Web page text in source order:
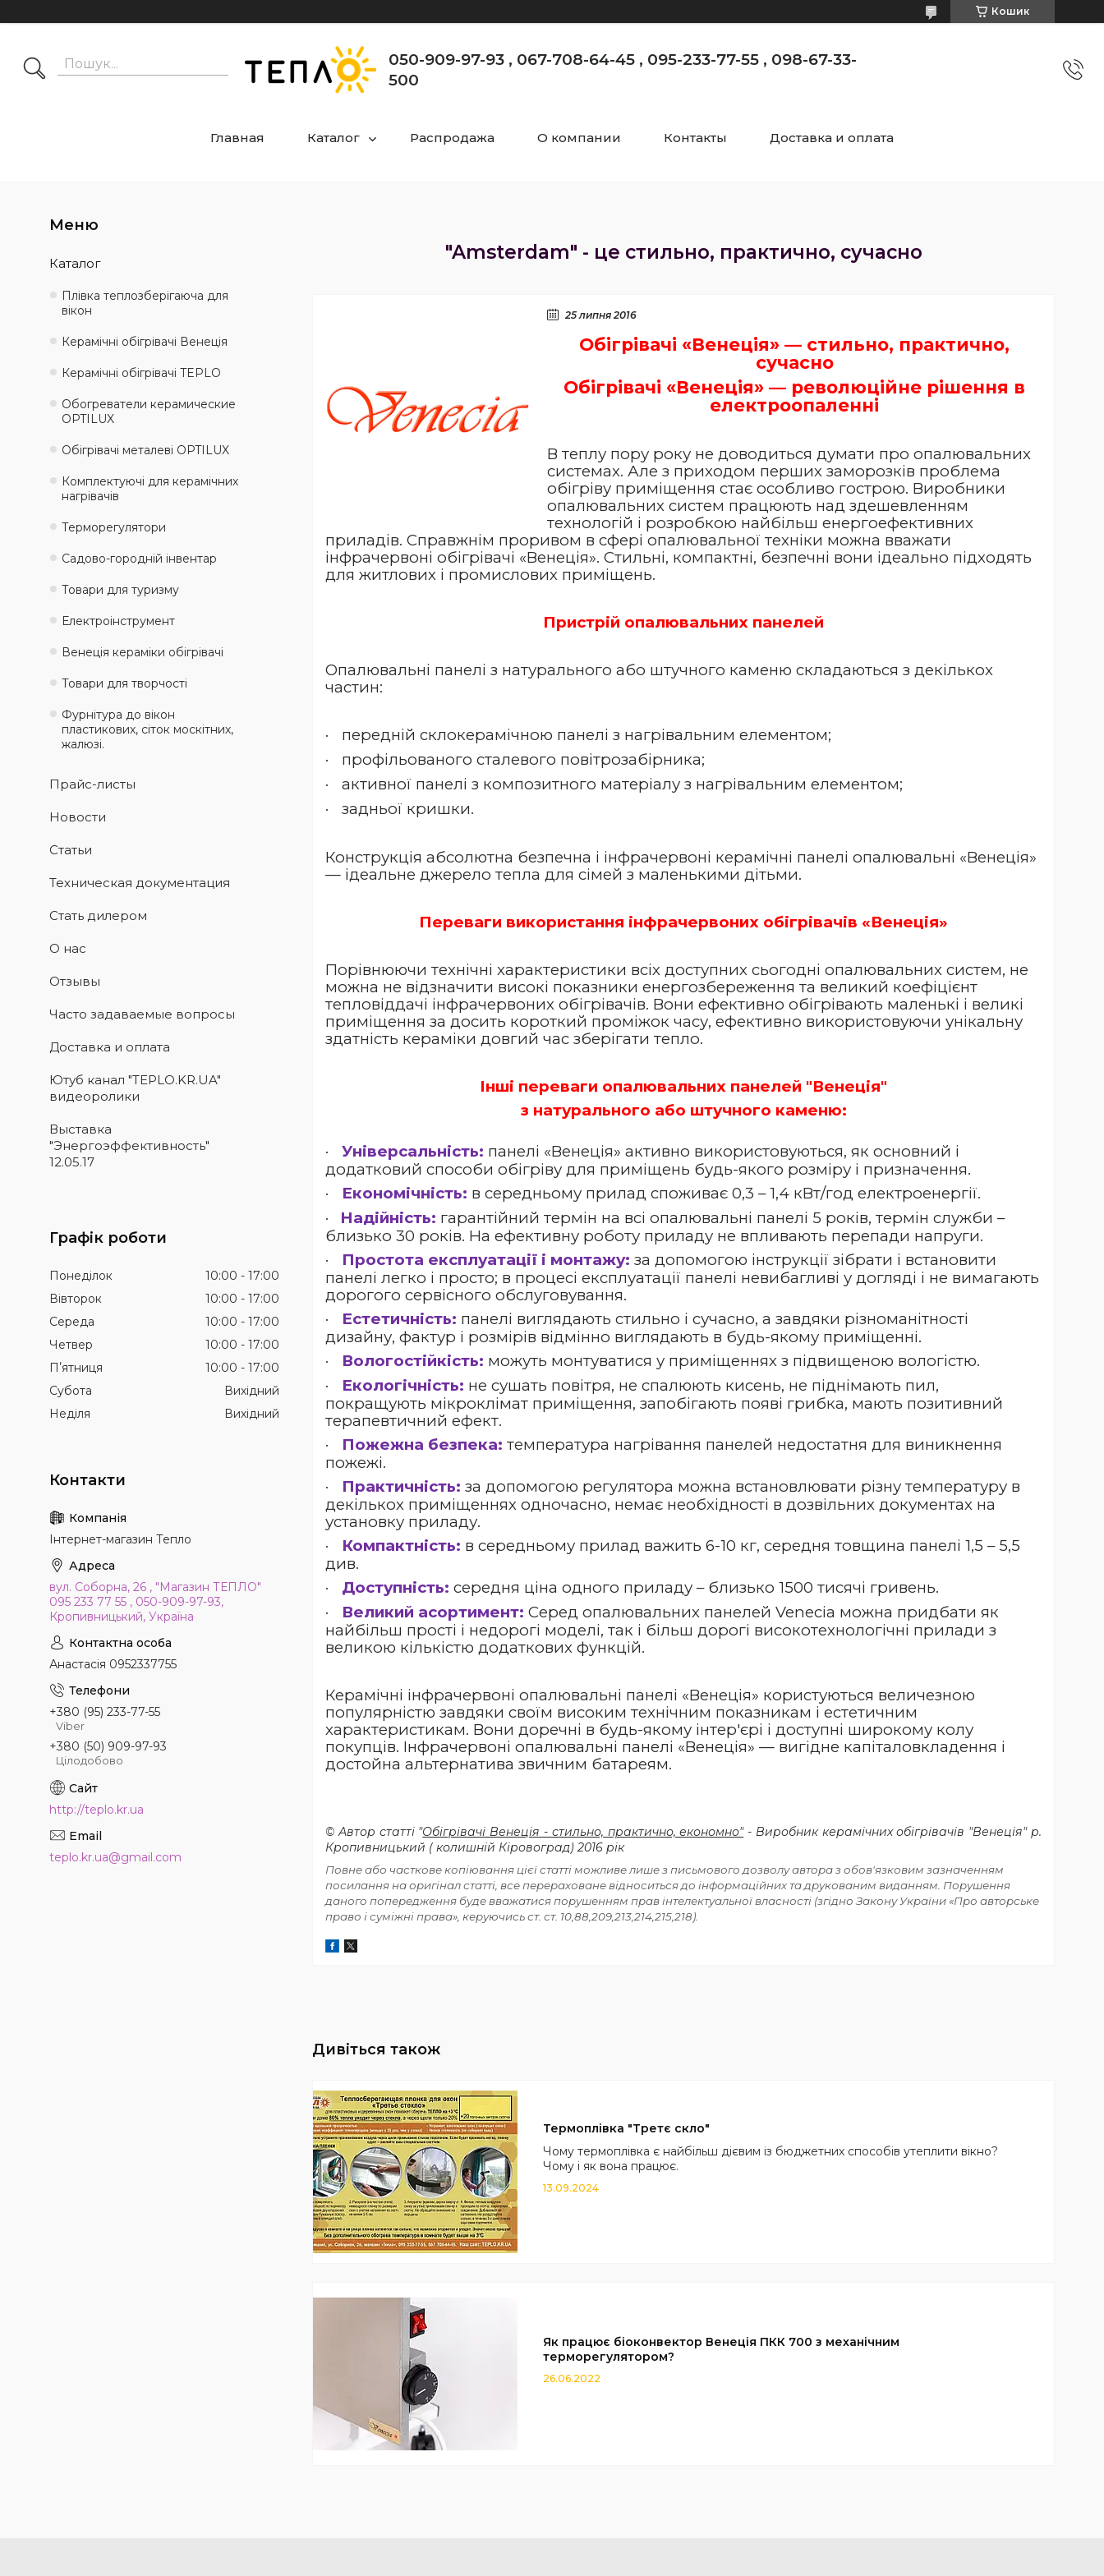
Кошик
050-909-97-93 , 067-708-64-45 , 095-233-77-55 , 098-67-33-
500
Главная Каталог Распродажа О компании Контакты Доставка и оплата
"Amsterdam" - це стильно, практично, сучасно
25 липня 2016
Обігрівачі «Венеція» — стильно, практично,
сучасно
Обігрівачі «Венеція» — революційне рішення в
електроопаленні
В теплу пору року не доводиться думати про опалювальних
системах. Але з приходом перших заморозків проблема
обігріву приміщення стає особливо гострою. Виробники
опалювальних систем працюють над здешевленням
технологій і розробкою найбільш енергоефективних
приладів. Справжнім проривом в сфері опалювальної техніки можна вважати
інфрачервоні обігрівачі «Венеція». Стильні, компактні, безпечні вони ідеально підходять
для житлових і промислових приміщень.
Пристрій опалювальних панелей
Опалювальні панелі з натурального або штучного каменю складаються з декількох
частин:
·
передній склокерамічною панелі з нагрівальним елементом;
·
профільованого сталевого повітрозабірника;
·
активної панелі з композитного матеріалу з нагрівальним елементом;
·
задньої кришки.
Конструкція абсолютна безпечна і інфрачервоні керамічні панелі опалювальні «Венеція»
— ідеальне джерело тепла для сімей з маленькими дітьми.
Переваги використання інфрачервоних обігрівачів «Венеція»
Порівнюючи технічні характеристики всіх доступних сьогодні опалювальних систем, не
можна не відзначити високі показники енергозбереження та великий коефіцієнт
тепловіддачі інфрачервоних обігрівачів. Вони ефективно обігрівають маленькі і великі
приміщення за досить короткий проміжок часу, ефективно використовуючи унікальну
здатність кераміки довгий час зберігати тепло.
Інші переваги опалювальних панелей "Венеція"
з натурального або штучного каменю:
· Універсальність: панелі «Венеція» активно використовуються, як основний і
додатковий способи обігріву для приміщень будь-якого розміру і призначення.
·
Економічність: в середньому прилад споживає 0,3 – 1,4 кВт/год електроенергії.
·
Надійність: гарантійний термін на всі опалювальні панелі 5 років, термін служби –
близько 30 років. На ефективну роботу приладу не впливають перепади напруги.
·
Простота експлуатації і монтажу: за допомогою інструкції зібрати і встановити
панелі легко і просто; в процесі експлуатації панелі невибагливі у догляді і не вимагають
дорогого сервісного обслуговування.
·
Естетичність: панелі виглядають стильно і сучасно, а завдяки різноманітності
дизайну, фактур і розмірів відмінно виглядають в будь-якому приміщенні.
·
Вологостійкість: можуть монтуватися у приміщеннях з підвищеною вологістю.
·
Екологічність: не сушать повітря, не спалюють кисень, не піднімають пил,
покращують мікроклімат приміщення, запобігають появі грибка, мають позитивний
терапевтичний ефект.
·
Пожежна безпека: температура нагрівання панелей недостатня для виникнення
пожежі.
·
Практичність: за допомогою регулятора можна встановлювати різну температуру в
декількох приміщеннях одночасно, немає необхідності в дозвільних документах на
установку приладу.
·
Компактність: в середньому прилад важить 6-10 кг, середня товщина панелі 1,5 – 5,5
див.
·
Доступність: середня ціна одного приладу – близько 1500 тисячі гривень.
·
Великий асортимент: Серед опалювальних панелей Venecia можна придбати як
найбільш прості і недорогі моделі, так і більш дорогі високотехнологічні прилади з
великою кількістю додаткових функцій.
Керамічні інфрачервоні опалювальні панелі «Венеція» користуються величезною
популярністю завдяки своїм високим технічним показникам і естетичним
характеристикам. Вони доречні в будь-якому інтер'єрі і доступні широкому колу
покупців. Інфрачервоні опалювальні панелі «Венеція» — вигідне капіталовкладення і
достойна альтернатива звичним батареям.
© Автор статті "Обігрівачі Венеція - стильно, практично, економно"- Виробник керамічних обігрівачів "Венеція" р.
Кропивницький ( колишній Кіровоград) 2016 рік
Повне або часткове копіювання цієї статті можливе лише з письмового дозволу автора з обов'язковим зазначенням
посилання на оригінал статті, все перераховане відноситься до інформаційних та друкованим виданням. Порушення
даного попередження буде вважатися порушенням прав інтелектуальної власності (згідно Закону України «Про авторське
право і суміжні права», керуючись ст. ст. 10,88,209,213,214,215,218).
Термоплівка "Третє скло"
Чому термоплівка є найбільш дієвим із бюджетних способів утеплити вікно?
Чому і як вона працює.
13.09.2024
Як працює біоконвектор Венеція ПКК 700 з механічним
терморегулятором?
26.06.2022
Каталог
Плівка теплозберігаюча для
вікон
Керамічні обігрівачі Венеція
Керамічні обігрівачі TEPLO
Обогреватели керамические
OPTILUX
Обігрівачі металеві OPTILUX
Комплектуючі для керамічних
нагрівачів
Терморегулятори
Садово-городній інвентар
Товари для туризму
Електроінструмент
Венеція кераміки обігрівачі
Товари для творчості
Фурнітура до вікон
пластикових, сіток москітних,
жалюзі.
Прайс-листы
Новости
Статьи
Техническая документация
Стать дилером
О нас
Отзывы
Часто задаваемые вопросы
Доставка и оплата
Ютуб канал "TEPLO.KR.UA"
видеоролики
Выставка
"Энергоэффективность"
12.05.17
Графік роботи
Понеділок 10:00
17:00
Вівторок
10:00
17:00
Середа
10:00
17:00
Четвер
10:00
17:00
Пʼятниця
10:00
17:00
Субота
Вихідний
Неділя
Вихідний
Інтернет-магазин Тепло
вул. Соборна, 26 , "Магазин ТЕПЛО"
095 233 77 55 , 050-909-97-93,
Кропивницький, Україна
Анастасія 0952337755
+380 (95) 233-77-55
Viber
+380 (50) 909-97-93
Цілодобово
http://teplo.kr.ua
teplo.kr.ua@gmail.com